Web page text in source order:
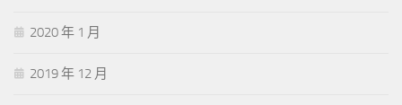
2020 年 1 月
2019 年 12 月